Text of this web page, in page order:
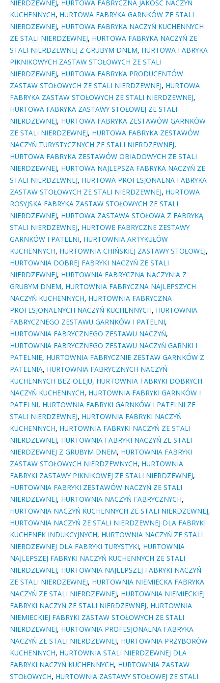
NIERDZEWNEJ, HURTOWA FABRYCZNA JAKOŚĆ NACZYŃ
KUCHENNYCH, HURTOWA FABRYKA GARNKÓW ZE STALI
NIERDZEWNEJ, HURTOWA FABRYKA NACZYŃ KUCHENNYCH
ZE STALI NIERDZEWNEJ, HURTOWA FABRYKA NACZYŃ ZE
STALI NIERDZEWNEJ Z GRUBYM DNEM, HURTOWA FABRYKA
PIKNIKOWYCH ZASTAW STOŁOWYCH ZE STALI
NIERDZEWNEJ, HURTOWA FABRYKA PRODUCENTÓW
ZASTAW STOŁOWYCH ZE STALI NIERDZEWNEJ, HURTOWA
FABRYKA ZASTAW STOŁOWYCH ZE STALI NIERDZEWNEJ,
HURTOWA FABRYKA ZASTAWY STOŁOWEJ ZE STALI
NIERDZEWNEJ, HURTOWA FABRYKA ZESTAWÓW GARNKÓW
ZE STALI NIERDZEWNEJ, HURTOWA FABRYKA ZESTAWÓW
NACZYŃ TURYSTYCZNYCH ZE STALI NIERDZEWNEJ,
HURTOWA FABRYKA ZESTAWÓW OBIADOWYCH ZE STALI
NIERDZEWNEJ, HURTOWA NAJLEPSZA FABRYKA NACZYŃ ZE
STALI NIERDZEWNEJ, HURTOWA PROFESJONALNA FABRYKA
ZASTAW STOŁOWYCH ZE STALI NIERDZEWNEJ, HURTOWA
ROSYJSKA FABRYKA ZASTAW STOŁOWYCH ZE STALI
NIERDZEWNEJ, HURTOWA ZASTAWA STOŁOWA Z FABRYKĄ
STALI NIERDZEWNEJ, HURTOWE FABRYCZNE ZESTAWY
GARNKÓW I PATELNI, HURTOWNIA ARTYKUŁÓW
KUCHENNYCH, HURTOWNIA CHIŃSKIEJ ZASTAWY STOŁOWEJ,
HURTOWNIA DOBREJ FABRYKI NACZYŃ ZE STALI
NIERDZEWNEJ, HURTOWNIA FABRYCZNA NACZYNIA Z
GRUBYM DNEM, HURTOWNIA FABRYCZNA NAJLEPSZYCH
NACZYŃ KUCHENNYCH, HURTOWNIA FABRYCZNA
PROFESJONALNYCH NACZYŃ KUCHENNYCH, HURTOWNIA
FABRYCZNEGO ZESTAWU GARNKÓW I PATELNI,
HURTOWNIA FABRYCZNEGO ZESTAWU NACZYŃ,
HURTOWNIA FABRYCZNEGO ZESTAWU NACZYŃ GARNKI I
PATELNIE, HURTOWNIA FABRYCZNIE ZESTAW GARNKÓW Z
PATELNIĄ, HURTOWNIA FABRYCZNYCH NACZYŃ
KUCHENNYCH BEZ OLEJU, HURTOWNIA FABRYKI DOBRYCH
NACZYŃ KUCHENNYCH, HURTOWNIA FABRYKI GARNKÓW I
PATELNI, HURTOWNIA FABRYKI GARNKÓW I PATELNI ZE
STALI NIERDZEWNEJ, HURTOWNIA FABRYKI NACZYŃ
KUCHENNYCH, HURTOWNIA FABRYKI NACZYŃ ZE STALI
NIERDZEWNEJ, HURTOWNIA FABRYKI NACZYŃ ZE STALI
NIERDZEWNEJ Z GRUBYM DNEM, HURTOWNIA FABRYKI
ZASTAW STOŁOWYCH NIERDZEWNYCH, HURTOWNIA
FABRYKI ZASTAWY PIKNIKOWEJ ZE STALI NIERDZEWNEJ,
HURTOWNIA FABRYKI ZESTAWÓW NACZYŃ ZE STALI
NIERDZEWNEJ, HURTOWNIA NACZYŃ FABRYCZNYCH,
HURTOWNIA NACZYŃ KUCHENNYCH ZE STALI NIERDZEWNEJ,
HURTOWNIA NACZYŃ ZE STALI NIERDZEWNEJ DLA FABRYKI
KUCHENEK INDUKCYJNYCH, HURTOWNIA NACZYŃ ZE STALI
NIERDZEWNEJ DLA FABRYKI TURYSTYKI, HURTOWNIA
NAJLEPSZEJ FABRYKI NACZYŃ KUCHENNYCH ZE STALI
NIERDZEWNEJ, HURTOWNIA NAJLEPSZEJ FABRYKI NACZYŃ
ZE STALI NIERDZEWNEJ, HURTOWNIA NIEMIECKA FABRYKA
NACZYŃ ZE STALI NIERDZEWNEJ, HURTOWNIA NIEMIECKIEJ
FABRYKI NACZYŃ ZE STALI NIERDZEWNEJ, HURTOWNIA
NIEMIECKIEJ FABRYKI ZASTAW STOŁOWYCH ZE STALI
NIERDZEWNEJ, HURTOWNIA PROFESJONALNA FABRYKA
NACZYŃ ZE STALI NIERDZEWNEJ, HURTOWNIA PRZYBORÓW
KUCHENNYCH, HURTOWNIA STALI NIERDZEWNEJ DLA
FABRYKI NACZYŃ KUCHENNYCH, HURTOWNIA ZASTAW
STOŁOWYCH, HURTOWNIA ZASTAWY STOŁOWEJ ZE STALI